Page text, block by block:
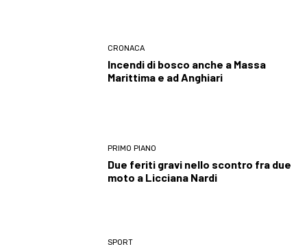
CRONACA
Incendi di bosco anche a Massa
Marittima e ad Anghiari
PRIMO PIANO
Due feriti gravi nello scontro fra due
moto a Licciana Nardi
SPORT